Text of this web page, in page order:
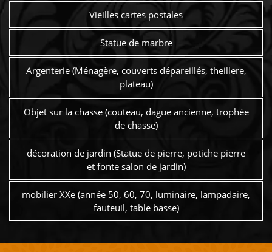
Vieilles cartes postales
Statue de marbre
Argenterie (Ménagère, couverts dépareillés, theillere,
plateau)
Objet sur la chasse (couteau, dague ancienne, trophée
de chasse)
décoration de jardin (Statue de pierre, potiche pierre
et fonte salon de jardin)
mobilier XXe (année 50, 60, 70, luminaire, lampadaire,
fauteuil, table basse)